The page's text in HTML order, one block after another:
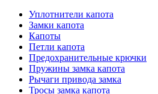
Уплотнители капота
Замки капота
Капоты
Петли капота
Предохранительные крючки
Пружины замка капота
Рычаги привода замка
Тросы замка капота